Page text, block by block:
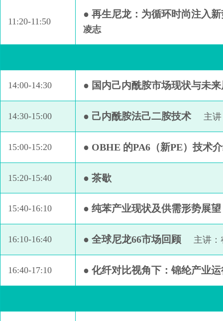
11:20-11:50
● 再生尼龙：为循环时尚注入
凌志
14:00-14:30 ● 国内己内酰胺市场现状与未
14:30-15:00 ● 己内酰胺法己二胺技术 主
15:00-15:20 ● OBHE 的PA6（新PE）技术
15:20-15:40 ● 茶歇
15:40-16:10 ● 纯苯产业现状及供需形势展望
16:10-16:40 ● 全球尼龙66市场回顾 主讲
16:40-17:10 ● 化纤对比视角下：锦纶产业